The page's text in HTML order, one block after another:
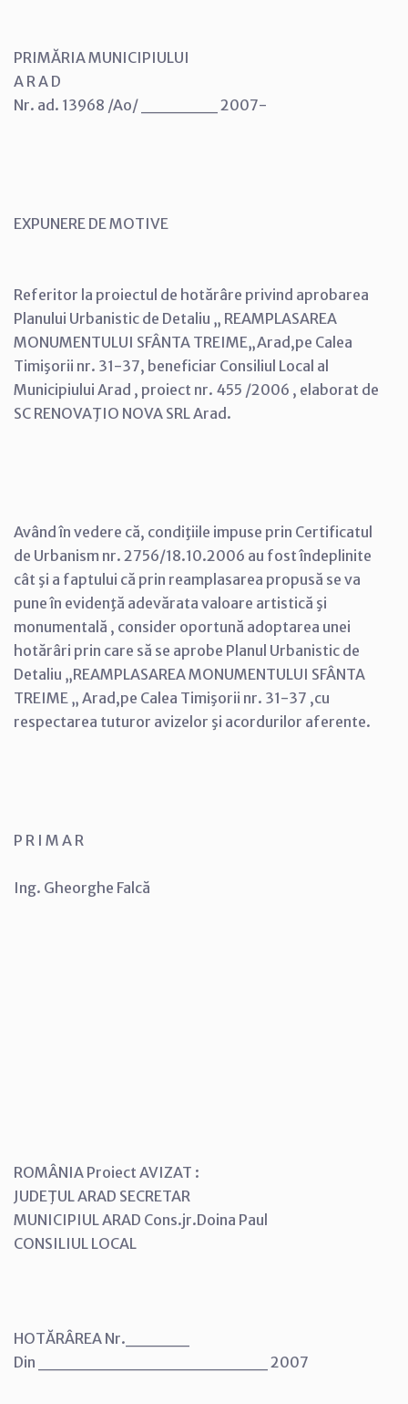
PRIMĂRIA MUNICIPIULUI
A R A D
Nr. ad. 13968 /Ao/ ______ 2007-
EXPUNERE DE MOTIVE
Referitor la proiectul de hotărâre privind aprobarea
Planului Urbanistic de Detaliu „ REAMPLASAREA
MONUMENTULUI SFÂNTA TREIME„Arad,pe Calea
Timişorii nr. 31-37, beneficiar Consiliul Local al
Municipiului Arad , proiect nr. 455 /2006 , elaborat de
SC RENOVAŢIO NOVA SRL Arad.
Având în vedere că, condiţiile impuse prin Certificatul
de Urbanism nr. 2756/18.10.2006 au fost îndeplinite
cât şi a faptului că prin reamplasarea propusă se va
pune în evidenţă adevărata valoare artistică şi
monumentală , consider oportună adoptarea unei
hotărâri prin care să se aprobe Planul Urbanistic de
Detaliu „REAMPLASAREA MONUMENTULUI SFÂNTA
TREIME „ Arad,pe Calea Timişorii nr. 31-37 ,cu
respectarea tuturor avizelor şi acordurilor aferente.
P R I M A R
Ing. Gheorghe Falcă
ROMÂNIA Proiect AVIZAT :
JUDEŢUL ARAD SECRETAR
MUNICIPIUL ARAD Cons.jr.Doina Paul
CONSILIUL LOCAL
HOTĂRÂREA Nr._____
Din __________________ 2007